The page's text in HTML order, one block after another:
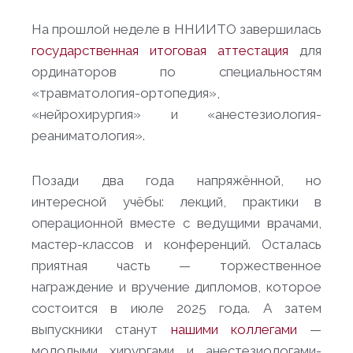
На прошлой неделе в ННИИТО завершилась
государственная итоговая аттестация для
ординаторов по специальностям
«травматология-ортопедия»,
«нейрохирургия» и «анестезиология-
реаниматология».
Позади два года напряжённой, но
интересной учёбы: лекций, практики в
операционной вместе с ведущими врачами,
мастер-классов и конференций. Осталась
приятная часть — торжественное
награждение и вручение дипломов, которое
состоится в июле 2025 года. А затем
выпускники станут нашими коллегами —